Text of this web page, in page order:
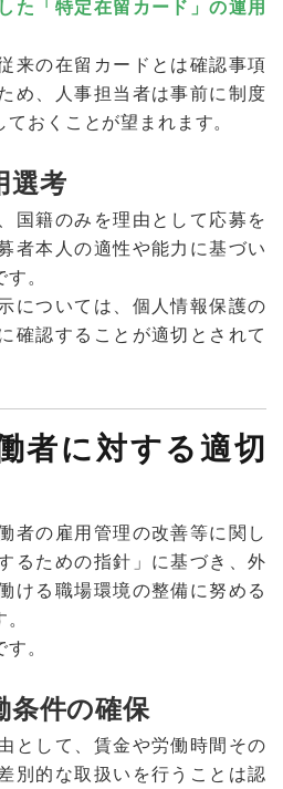
た「特定在留カード」の運用
来の在留カードとは確認事項
め、人事担当者は事前に制度
おくことが望まれます。
選考
国籍のみを理由として応募を
者本人の適性や能力に基づい
。
については、個人情報保護の
確認することが適切とされて
者に対する適切
者の雇用管理の改善等に関し
るための指針」に基づき、外
ける職場環境の整備に努める
。
条件の確保
として、賃金や労働時間その
別的な取扱いを行うことは認